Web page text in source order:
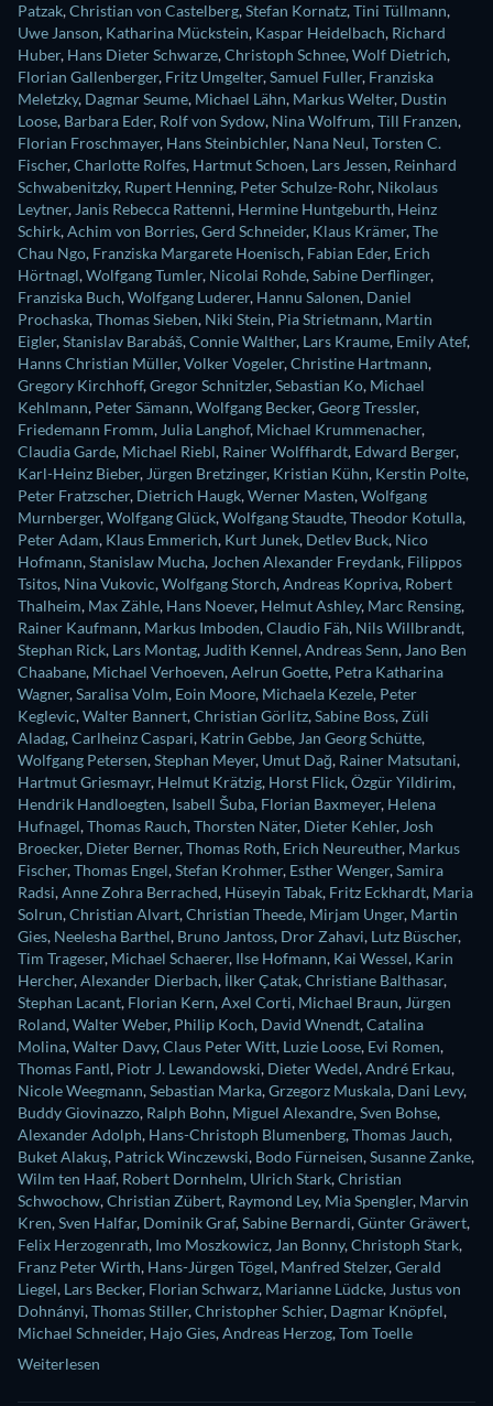
Patzak,Christian von Castelberg,Stefan Kornatz,Tini Tüllmann,
Uwe Janson, Katharina Mückstein, Kaspar Heidelbach, Richard
Huber, Hans Dieter Schwarze,Christoph Schnee,Wolf Dietrich,
Florian Gallenberger, Fritz Umgelter,Samuel Fuller, Franziska
Meletzky, Dagmar Seume, Michael Lähn, Markus Welter, Dustin
Loose, Barbara Eder, Rolf von Sydow, Nina Wolfrum,Till Franzen,
Florian Froschmayer, Hans Steinbichler, Nana Neul,Torsten C.
Fischer,Charlotte Rolfes, Hartmut Schoen, Lars Jessen, Reinhard
Schwabenitzky, Rupert Henning, Peter Schulze-Rohr, Nikolaus
Leytner, Janis Rebecca Rattenni, Hermine Huntgeburth, Heinz
Schirk,Achim von Borries,Gerd Schneider, Klaus Krämer,The
Chau Ngo, Franziska Margarete Hoenisch, Fabian Eder, Erich
Hörtnagl,Wolfgang Tumler, Nicolai Rohde,Sabine Derflinger,
Franziska Buch,Wolfgang Luderer, Hannu Salonen, Daniel
Prochaska,Thomas Sieben, Niki Stein, Pia Strietmann, Martin
Eigler,Stanislav Barabáš,Connie Walther, Lars Kraume, Emily Atef,
Hanns Christian Müller,Volker Vogeler,Christine Hartmann,
Gregory Kirchhoff,Gregor Schnitzler,Sebastian Ko, Michael
Kehlmann, Peter Sämann,Wolfgang Becker,Georg Tressler,
Friedemann Fromm, Julia Langhof, Michael Krummenacher,
Claudia Garde, Michael Riebl, Rainer Wolffhardt, Edward Berger,
Karl-Heinz Bieber, Jürgen Bretzinger, Kristian Kühn, Kerstin Polte,
Peter Fratzscher, Dietrich Haugk,Werner Masten,Wolfgang
Murnberger,Wolfgang Glück,Wolfgang Staudte,Theodor Kotulla,
Peter Adam, Klaus Emmerich, Kurt Junek, Detlev Buck, Nico
Hofmann,Stanislaw Mucha, Jochen Alexander Freydank, Filippos
Tsitos, Nina Vukovic,Wolfgang Storch,Andreas Kopriva, Robert
Thalheim, Max Zähle, Hans Noever, Helmut Ashley, Marc Rensing,
Rainer Kaufmann, Markus Imboden,Claudio Fäh, Nils Willbrandt,
Stephan Rick, Lars Montag, Judith Kennel,Andreas Senn, Jano Ben
Chaabane, Michael Verhoeven,Aelrun Goette, Petra Katharina
Wagner,Saralisa Volm, Eoin Moore, Michaela Kezele, Peter
Keglevic,Walter Bannert,Christian Görlitz,Sabine Boss, Züli
Aladag,Carlheinz Caspari, Katrin Gebbe, Jan Georg Schütte,
Wolfgang Petersen,Stephan Meyer, Umut Dağ, Rainer Matsutani,
Hartmut Griesmayr, Helmut Krätzig, Horst Flick,Özgür Yildirim,
Hendrik Handloegten, Isabell Šuba, Florian Baxmeyer, Helena
Hufnagel,Thomas Rauch,Thorsten Näter, Dieter Kehler, Josh
Broecker, Dieter Berner,Thomas Roth, Erich Neureuther, Markus
Fischer,Thomas Engel,Stefan Krohmer, Esther Wenger,Samira
Radsi,Anne Zohra Berrached, Hüseyin Tabak, Fritz Eckhardt, Maria
Solrun,Christian Alvart,Christian Theede, Mirjam Unger, Martin
Gies, Neelesha Barthel, Bruno Jantoss, Dror Zahavi, Lutz Büscher,
Tim Trageser, Michael Schaerer, Ilse Hofmann, Kai Wessel, Karin
Hercher,Alexander Dierbach, İlker Çatak,Christiane Balthasar,
Stephan Lacant, Florian Kern,Axel Corti, Michael Braun, Jürgen
Roland,Walter Weber, Philip Koch, David Wnendt,Catalina
Molina,Walter Davy,Claus Peter Witt, Luzie Loose, Evi Romen,
Thomas Fantl, Piotr J. Lewandowski, Dieter Wedel,André Erkau,
Nicole Weegmann,Sebastian Marka,Grzegorz Muskala, Dani Levy,
Buddy Giovinazzo, Ralph Bohn, Miguel Alexandre,Sven Bohse,
Alexander Adolph, Hans-Christoph Blumenberg,Thomas Jauch,
Buket Alakuş, Patrick Winczewski, Bodo Fürneisen,Susanne Zanke,
Wilm ten Haaf, Robert Dornhelm, Ulrich Stark,Christian
Schwochow,Christian Zübert, Raymond Ley, Mia Spengler, Marvin
Kren,Sven Halfar, Dominik Graf,Sabine Bernardi,Günter Gräwert,
Felix Herzogenrath, Imo Moszkowicz, Jan Bonny,Christoph Stark,
Franz Peter Wirth, Hans-Jürgen Tögel, Manfred Stelzer,Gerald
Liegel, Lars Becker, Florian Schwarz, Marianne Lüdcke, Justus von
Dohnányi,Thomas Stiller,Christopher Schier, Dagmar Knöpfel,
Michael Schneider, Hajo Gies,Andreas Herzog,Tom Toelle
Weiterlesen